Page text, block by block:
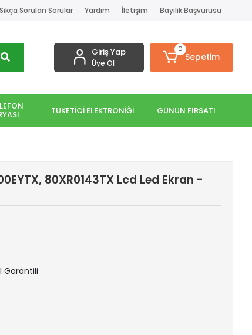
Sıkça Sorulan Sorular Yardım İletişim Bayilik Başvurusu
Giriş Yap
Üye Ol
0
Sepetim
TÜKETİCİ ELEKTRONİĞİ GÜNÜN FIRSATI
80XR0143TX Lcd Led Ekran -
Garantili